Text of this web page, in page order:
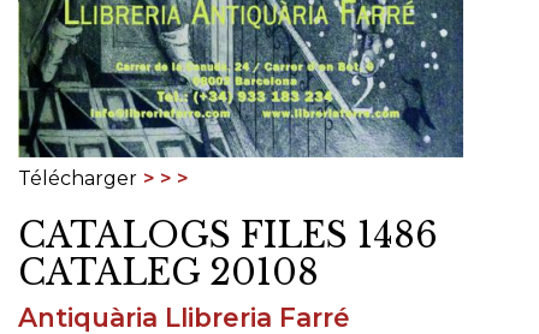
Télécharger
CATALOGS FILES 1486
CATALEG 20108
Antiquària Llibreria Farré